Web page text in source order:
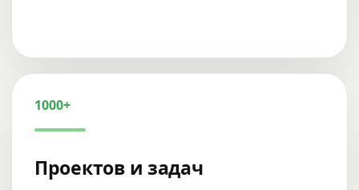
1000+
Проектов и задач